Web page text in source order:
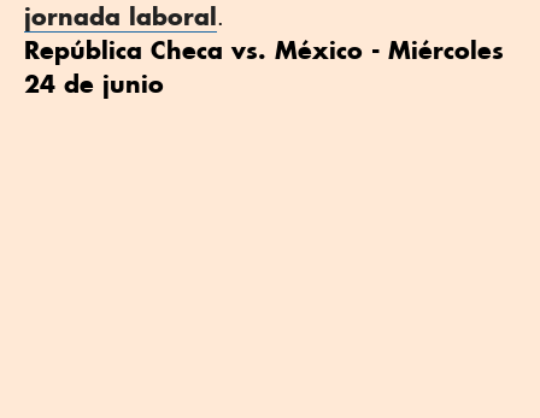
jornada laboral .
República Checa vs. México - Miércoles
24 de junio